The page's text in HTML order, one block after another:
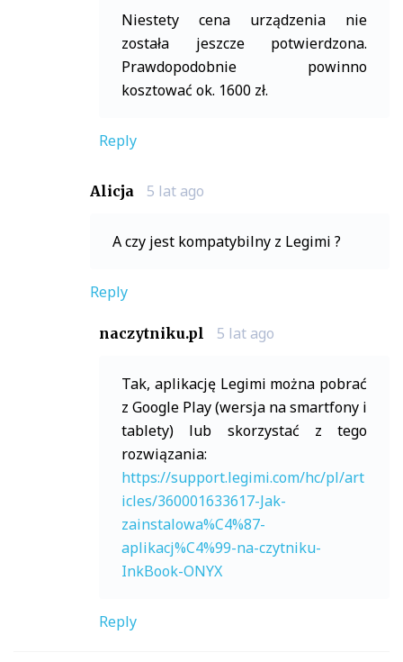
Niestety cena urządzenia nie
została jeszcze potwierdzona.
Prawdopodobnie powinno
kosztować ok. 1600 zł.
Reply
Alicja 5 lat ago
A czy jest kompatybilny z Legimi ?
Reply
naczytniku.pl 5 lat ago
Tak, aplikację Legimi można pobrać
z Google Play (wersja na smartfony i
tablety) lub skorzystać z tego
rozwiązania:
https://support.legimi.com/hc/pl/art
icles/360001633617-Jak-
zainstalowa%C4%87-
aplikacj%C4%99-na-czytniku-
InkBook-ONYX
Reply